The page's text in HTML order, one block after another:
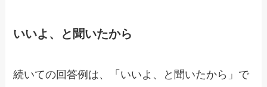
いいよ、と聞いたから
続いての回答例は、「いいよ、と聞いたから」で